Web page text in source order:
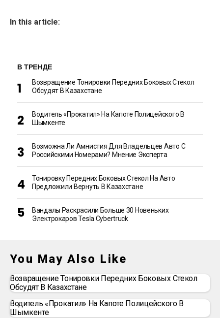
In this article:
В ТРЕНДЕ
Возвращение Тонировки Передних Боковых Стекол
Обсудят В Казахстане
Водитель «прокатил» На Капоте Полицейского В
Шымкенте
Возможна Ли Амнистия Для Владельцев Авто С
Российскими Номерами? Мнение Эксперта
Тонировку Передних Боковых Стекол На Авто
Предложили Вернуть В Казахстане
Вандалы Раскрасили Больше 30 Новеньких
Электрокаров Tesla Cybertruck
You May Also Like
Возвращение Тонировки Передних Боковых Стекол
Обсудят В Казахстане
Водитель «прокатил» На Капоте Полицейского В
Шымкенте